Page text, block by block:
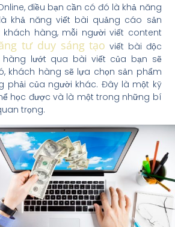
điều bạn cần có đó là khả năng
khả năng viết bài quảng cáo sản
hàng, mỗi người viết content
tư duy sáng tạo viết bài độc
lướt qua bài viết của bạn sẽ
khách hàng sẽ lựa chọn sản phẩm
phải của người khác. Đây là một kỹ
học được và là một trong những bí
trọng.